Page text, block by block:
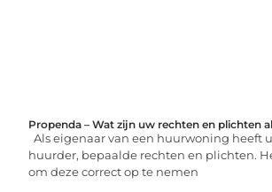
Propenda – Wat zijn uw rechten en plichten
Als eigenaar van een huurwoning heeft
huurder, bepaalde rechten en plichten.
om deze correct op te nemen